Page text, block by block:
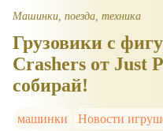
Машинки, поезда, техника
Грузовики с
Crashers от Just
собирай!
машинки Новости